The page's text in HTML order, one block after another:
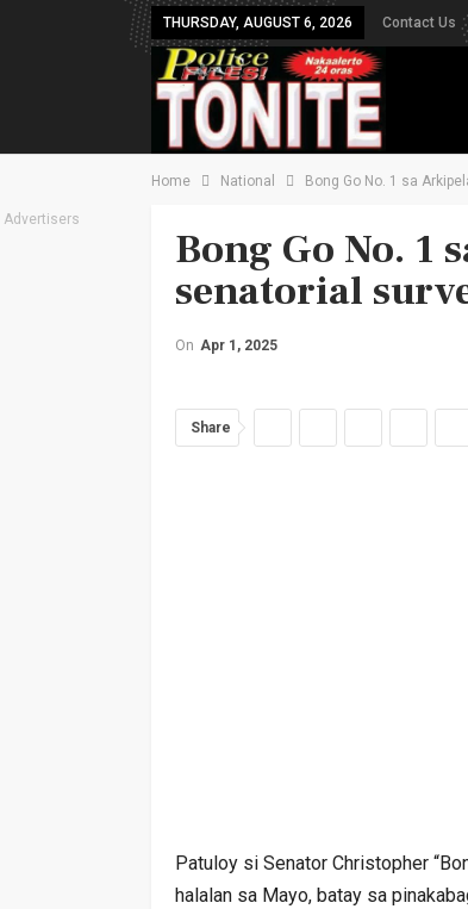
THURSDAY, AUGUST 6, 2026 Contact Us
Home National Bong Go No. 1 sa
Advertisers
Bong Go No. 1
senatorial
On Apr 1, 2025
Share
Patuloy si Senator Christopher
halalan sa Mayo, batay sa